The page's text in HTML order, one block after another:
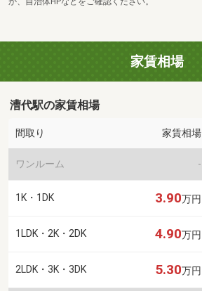
家賃相場
漕代駅の家賃相場
間取り 家賃相場
ワンルーム -
1K・1DK 3.90万円
1LDK・2K・2DK 4.90万円
2LDK・3K・3DK 5.30万円